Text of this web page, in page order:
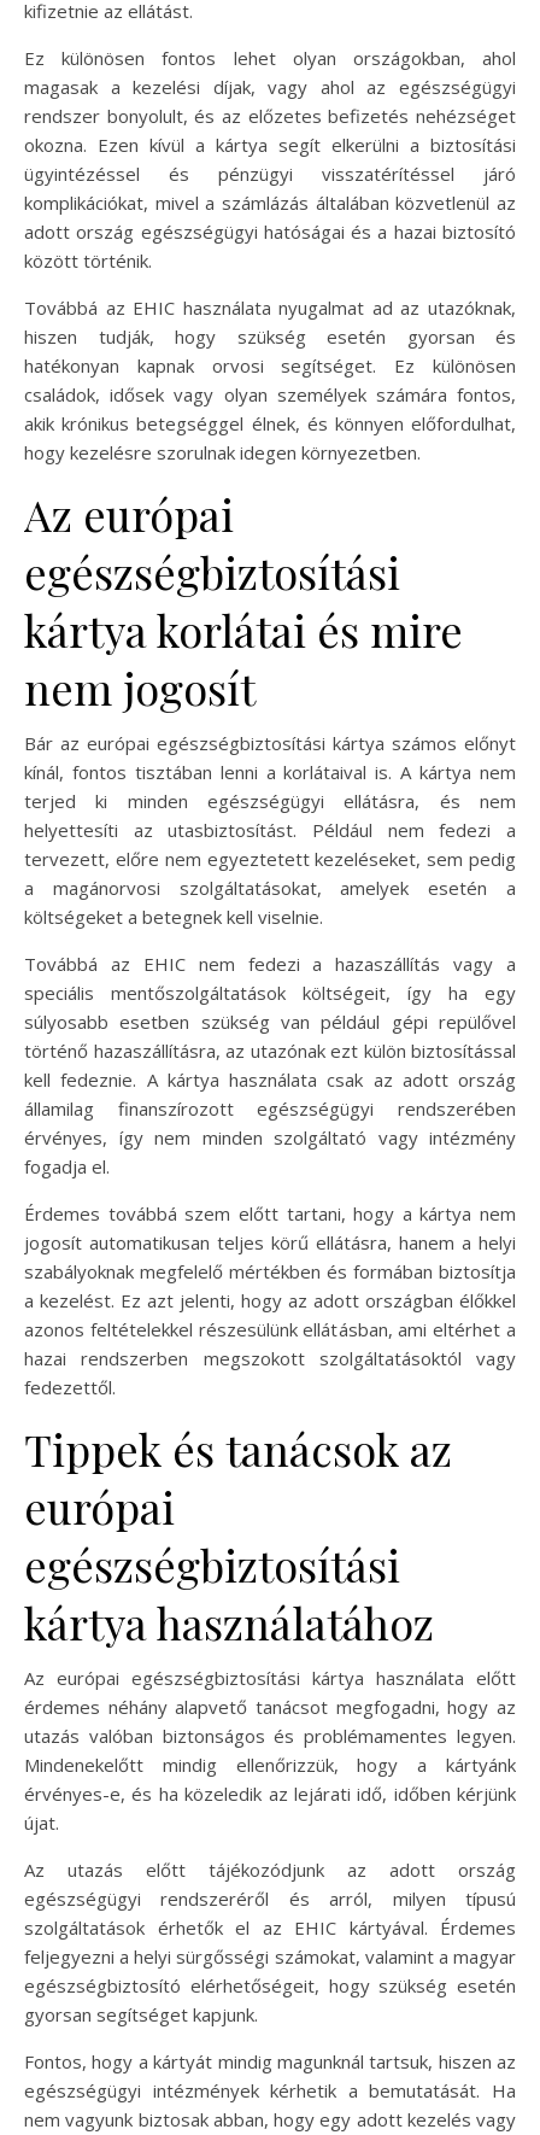
kifizetnie az ellátást.
Ez különösen fontos lehet olyan országokban, ahol
magasak a kezelési díjak, vagy ahol az egészségügyi
rendszer bonyolult, és az előzetes befizetés nehézséget
okozna. Ezen kívül a kártya segít elkerülni a biztosítási
ügyintézéssel és pénzügyi visszatérítéssel járó
komplikációkat, mivel a számlázás általában közvetlenül az
adott ország egészségügyi hatóságai és a hazai biztosító
között történik.
Továbbá az EHIC használata nyugalmat ad az utazóknak,
hiszen tudják, hogy szükség esetén gyorsan és
hatékonyan kapnak orvosi segítséget. Ez különösen
családok, idősek vagy olyan személyek számára fontos,
akik krónikus betegséggel élnek, és könnyen előfordulhat,
hogy kezelésre szorulnak idegen környezetben.
Az európai
egészségbiztosítási
kártya korlátai és mire
nem jogosít
Bár az európai egészségbiztosítási kártya számos előnyt
kínál, fontos tisztában lenni a korlátaival is. A kártya nem
terjed ki minden egészségügyi ellátásra, és nem
helyettesíti az utasbiztosítást. Például nem fedezi a
tervezett, előre nem egyeztetett kezeléseket, sem pedig
a magánorvosi szolgáltatásokat, amelyek esetén a
költségeket a betegnek kell viselnie.
Továbbá az EHIC nem fedezi a hazaszállítás vagy a
speciális mentőszolgáltatások költségeit, így ha egy
súlyosabb esetben szükség van például gépi repülővel
történő hazaszállításra, az utazónak ezt külön biztosítással
kell fedeznie. A kártya használata csak az adott ország
államilag finanszírozott egészségügyi rendszerében
érvényes, így nem minden szolgáltató vagy intézmény
fogadja el.
Érdemes továbbá szem előtt tartani, hogy a kártya nem
jogosít automatikusan teljes körű ellátásra, hanem a helyi
szabályoknak megfelelő mértékben és formában biztosítja
a kezelést. Ez azt jelenti, hogy az adott országban élőkkel
azonos feltételekkel részesülünk ellátásban, ami eltérhet a
hazai rendszerben megszokott szolgáltatásoktól vagy
fedezettől.
Tippek és tanácsok az
európai
egészségbiztosítási
kártya használatához
Az európai egészségbiztosítási kártya használata előtt
érdemes néhány alapvető tanácsot megfogadni, hogy az
utazás valóban biztonságos és problémamentes legyen.
Mindenekelőtt mindig ellenőrizzük, hogy a kártyánk
érvényes-e, és ha közeledik az lejárati idő, időben kérjünk
újat.
Az utazás előtt tájékozódjunk az adott ország
egészségügyi rendszeréről és arról, milyen típusú
szolgáltatások érhetők el az EHIC kártyával. Érdemes
feljegyezni a helyi sürgősségi számokat, valamint a magyar
egészségbiztosító elérhetőségeit, hogy szükség esetén
gyorsan segítséget kapjunk.
Fontos, hogy a kártyát mindig magunknál tartsuk, hiszen az
egészségügyi intézmények kérhetik a bemutatását. Ha
nem vagyunk biztosak abban, hogy egy adott kezelés vagy